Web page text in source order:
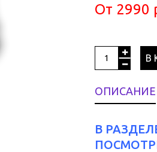
От 2990
В
ОПИСАНИЕ
В